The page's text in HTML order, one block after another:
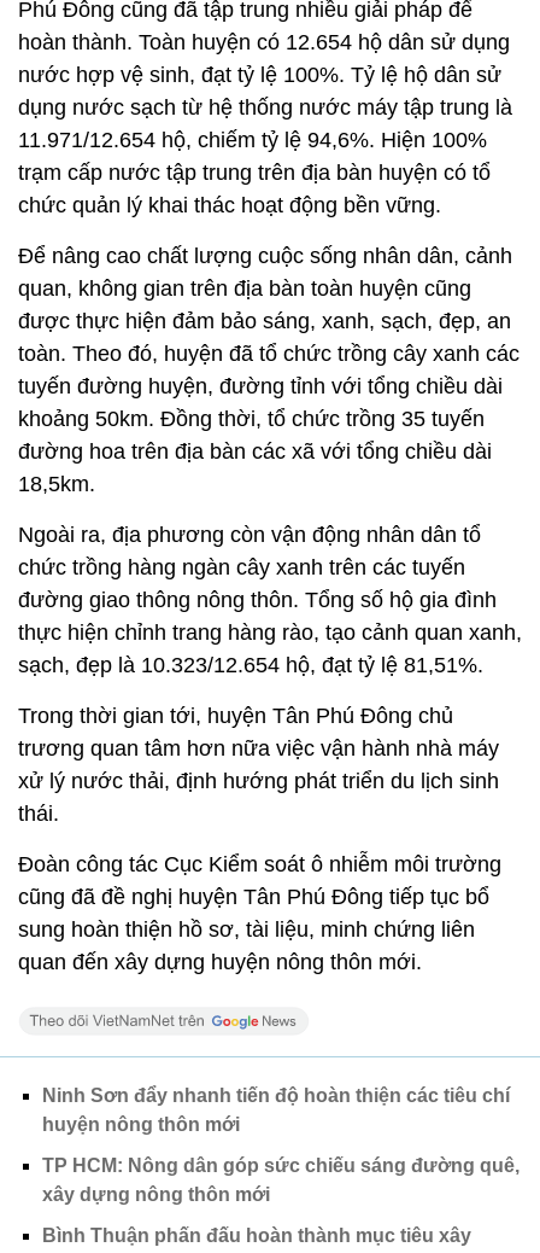
Phú Đông cũng đã tập trung nhiều giải pháp để
hoàn thành. Toàn huyện có 12.654 hộ dân sử dụng
nước hợp vệ sinh, đạt tỷ lệ 100%. Tỷ lệ hộ dân sử
dụng nước sạch từ hệ thống nước máy tập trung là
11.971/12.654 hộ, chiếm tỷ lệ 94,6%. Hiện 100%
trạm cấp nước tập trung trên địa bàn huyện có tổ
chức quản lý khai thác hoạt động bền vững.
Để nâng cao chất lượng cuộc sống nhân dân, cảnh
quan, không gian trên địa bàn toàn huyện cũng
được thực hiện đảm bảo sáng, xanh, sạch, đẹp, an
toàn. Theo đó, huyện đã tổ chức trồng cây xanh các
tuyến đường huyện, đường tỉnh với tổng chiều dài
khoảng 50km. Đồng thời, tổ chức trồng 35 tuyến
đường hoa trên địa bàn các xã với tổng chiều dài
18,5km.
Ngoài ra, địa phương còn vận động nhân dân tổ
chức trồng hàng ngàn cây xanh trên các tuyến
đường giao thông nông thôn. Tổng số hộ gia đình
thực hiện chỉnh trang hàng rào, tạo cảnh quan xanh,
sạch, đẹp là 10.323/12.654 hộ, đạt tỷ lệ 81,51%.
Trong thời gian tới, huyện Tân Phú Đông chủ
trương quan tâm hơn nữa việc vận hành nhà máy
xử lý nước thải, định hướng phát triển du lịch sinh
thái.
Đoàn công tác Cục Kiểm soát ô nhiễm môi trường
cũng đã đề nghị huyện Tân Phú Đông tiếp tục bổ
sung hoàn thiện hồ sơ, tài liệu, minh chứng liên
quan đến xây dựng huyện nông thôn mới.
Ninh Sơn đẩy nhanh tiến độ hoàn thiện các tiêu chí
huyện nông thôn mới
TP HCM: Nông dân góp sức chiếu sáng đường quê,
xây dựng nông thôn mới
Bình Thuận phấn đấu hoàn thành mục tiêu xây